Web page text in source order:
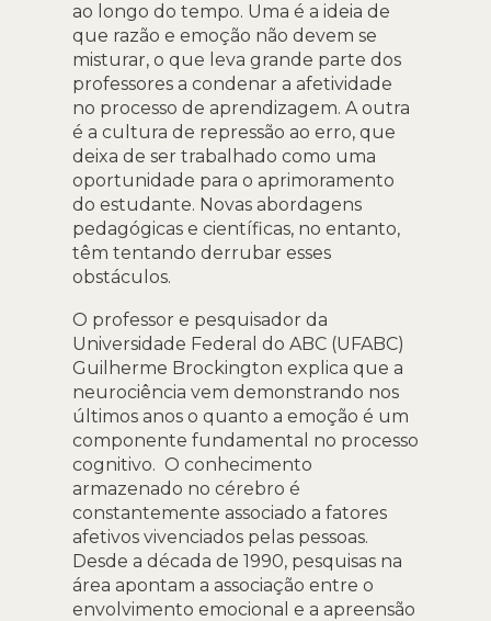
ao longo do tempo. Uma é a ideia de
que razão e emoção não devem se
misturar, o que leva grande parte dos
professores a condenar a afetividade
no processo de aprendizagem. A outra
é a cultura de repressão ao erro, que
deixa de ser trabalhado como uma
oportunidade para o aprimoramento
do estudante. Novas abordagens
pedagógicas e científicas, no entanto,
têm tentando derrubar esses
obstáculos.
O professor e pesquisador da
Universidade Federal do ABC (UFABC)
Guilherme Brockington explica que a
neurociência vem demonstrando nos
últimos anos o quanto a emoção é um
componente fundamental no processo
cognitivo. O conhecimento
armazenado no cérebro é
constantemente associado a fatores
afetivos vivenciados pelas pessoas.
Desde a década de 1990, pesquisas na
área apontam a associação entre o
envolvimento emocional e a apreensão